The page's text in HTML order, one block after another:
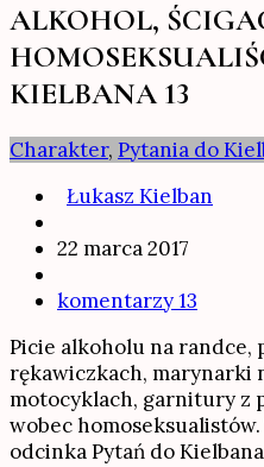
ALKOHOL,
KIELBANA 13
Charakter, Pytania do
Łukasz Kielban
22 marca 2017
komentarzy 13
Picie alkoholu na randce,
rękawiczkach, marynarki
motocyklach, garnitury z
wobec
odcinka Pytań do